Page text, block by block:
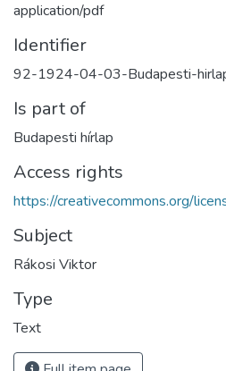
application/pdf
Identifier
92-1924-04-03-Budapesti-
Is part of
Budapesti hírlap
Access rights
https://creativecommons.org/
Subject
Rákosi Viktor
Type
Text